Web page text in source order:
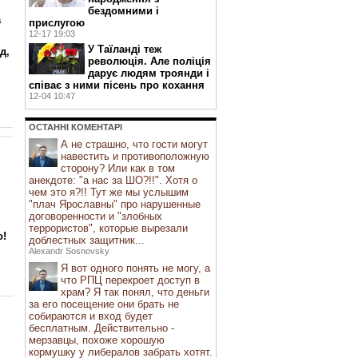
бездомними і
прислугою
12-17 19:03
У Таїланді теж
революція. Але поліція
дарує людям троянди і
співає з ними пісень про кохання
12-04 10:47
ОСТАННI КОМЕНТАРI
А не страшно, что гости могут
навестить и противоположную
сторону? Или как в том
анекдоте: "а нас за ШО?!!". Хотя о
чем это я?!! Тут же мы услышим
"плач Ярославны" про нарушенные
договоренности и "злобных
террористов", которые вырезали
доблестных защитник...
Alexandr Sosnovsky
Я вот одного понять не могу, а
что РПЦ перекроет доступ в
храм? Я так понял, что деньги
за его посещение они брать не
собираются и вход будет
бесплатным. Действительно -
мерзавцы, похоже хорошую
кормушку у либералов забрать хотят.